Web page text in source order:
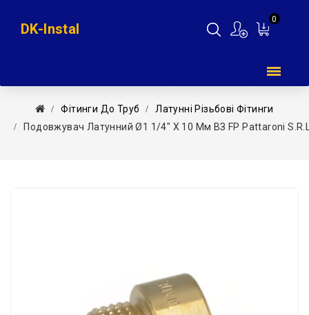
0
DK-Instal
Фітинги До Труб
Латунні Різьбові Фітинги
Подовжувач Латунний Ø1 1/4″ X 10 Мм ВЗ FP Pattaroni